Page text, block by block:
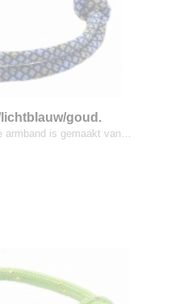
goud.
armband is gemaakt van…